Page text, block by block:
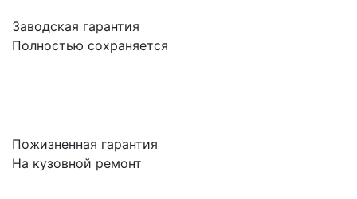
Заводская гарантия
Полностью сохраняется
Пожизненная гарантия
На кузовной ремонт